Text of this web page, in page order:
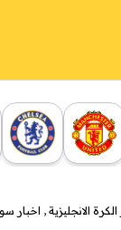
الانجليزية , اخبار